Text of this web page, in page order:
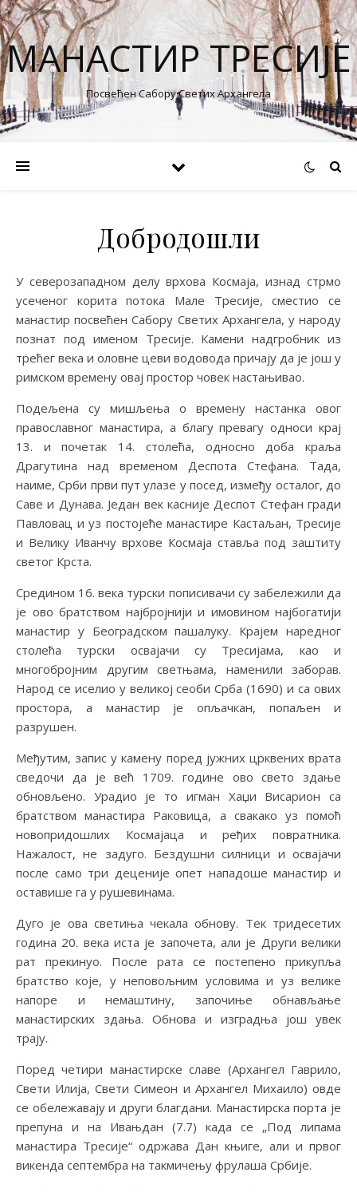
MАНАСТИР ТРЕСИЈЕ
Посвећен Сабору Светих Архангела
Добродошли
У северозападном делу врхова Космаја, изнад стрмо
усеченог корита потока Мале Тресије, сместио се
манастир посвећен Сабору Светих Архангела, у народу
познат под именом Тресије. Камени надгробник из
трећег века и оловне цеви водовода причају да је још у
римском времену овај простор човек настањивао.
Подељена су мишљења о времену настанка овог
православног манастира, а благу превагу односи крај
13. и почетак 14. столећа, односно доба краља
Драгутина над временом Деспота Стефана. Тада,
наиме, Срби први пут улазе у посед, између осталог, до
Саве и Дунава. Један век касније Деспот Стефан гради
Павловац и уз постојеће манастире Кастаљан, Тресије
и Велику Иванчу врхове Космаја ставља под заштиту
светог Крста.
Средином 16. века турски пописивачи су забележили да
је ово братством најбројнији и имовином најбогатији
манастир у Београдском пашалуку. Крајем наредног
столећа турски освајачи су Тресијама, као и
многобројним другим светњама, наменили заборав.
Народ се иселио у великој сеоби Срба (1690) и са ових
простора, а манастир је опљачкан, попаљен и
разрушен.
Међутим, запис у камену поред јужних црквених врата
сведочи да је већ 1709. године ово свето здање
обновљено. Урадио је то игман Хаџи Висарион са
братством манастира Раковица, а свакако уз помоћ
новопридошлих Космајаца и ређих повратника.
Нажалост, не задуго. Бездушни силници и освајачи
после само три деценије опет нападоше манастир и
оставише га у рушевинама.
Дуго је ова светиња чекала обнову. Тек тридесетих
година 20. века иста је започета, али је Други велики
рат прекинуо. После рата се постепено прикупља
братство које, у неповољним условима и уз велике
напоре и немаштину, започиње обнављање
манастирских здања. Обнова и изградња још увек
трају.
Поред четири манастирске славе (Архангел Гаврило,
Свети Илија, Свети Симеон и Архангел Михаило) овде
се обележавају и други благдани. Манастирска порта је
препуна и на Ивањдан (7.7) када се „Под липама
манастира Тресије“ одржава Дан књиге, али и првог
викенда септембра на такмичењу фрулаша Србије.